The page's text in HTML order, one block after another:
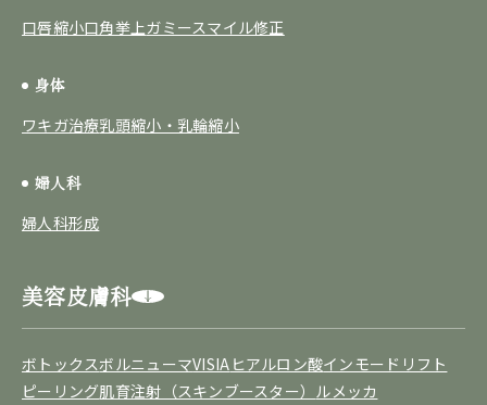
口唇縮小口角挙上ガミースマイル修正
身体
ワキガ治療乳頭縮小・乳輪縮小
婦人科
婦人科形成
美容皮膚科
ボトックスボルニューマVISIA ヒアルロン酸インモードリフト
ピーリング肌育注射（スキンブースター） ルメッカ